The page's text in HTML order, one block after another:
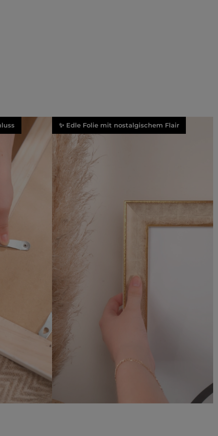
✨ Edle Folie mit nostalgischem Flair